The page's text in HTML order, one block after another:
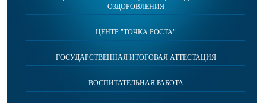
ОЗДОРОВЛЕНИЯ
ЦЕНТР "ТОЧКА РОСТА"
ГОСУДАРСТВЕННАЯ ИТОГОВАЯ АТТЕСТАЦИЯ
ВОСПИТАТЕЛЬНАЯ РАБОТА